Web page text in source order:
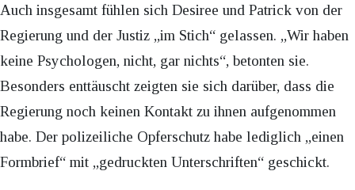
Auch insgesamt fühlen sich Desiree und Patrick von der
Regierung und der Justiz „im Stich“ gelassen. „Wir haben
keine Psychologen, nicht, gar nichts“, betonten sie.
Besonders enttäuscht zeigten sie sich darüber, dass die
Regierung noch keinen Kontakt zu ihnen aufgenommen
habe. Der polizeiliche Opferschutz habe lediglich „einen
Formbrief“ mit „gedruckten Unterschriften“ geschickt.